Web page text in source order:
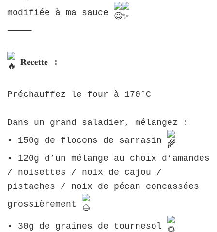
modifiée à ma sauce
⸻
𝐑𝐞𝐜𝐞𝐭𝐭𝐞 :
Préchauffez le four à 170°C
Dans un grand saladier, mélangez :
• 150g de flocons de sarrasin
• 120g d’un mélange au choix d’amandes
/ noisettes / noix de cajou /
pistaches / noix de pécan concassées
grossièrement
• 30g de graines de tournesol